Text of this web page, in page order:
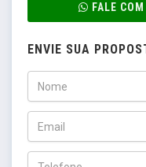
FALE
ENVIE SUA